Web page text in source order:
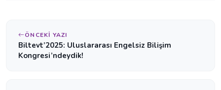
ÖNCEKI YAZI
Biltevt’2025: Uluslararası Engelsiz Bilişim
Kongresi’ndeydik!